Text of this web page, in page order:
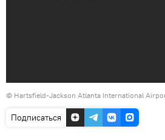
© Hartsfield-Jackson Atlanta International
Подписаться